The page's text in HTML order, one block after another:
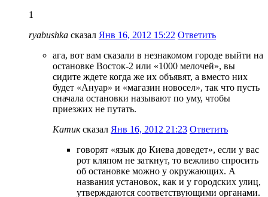
1
ryabushka сказал Янв 16, 2012 15:22 Ответить
ага, вот вам сказали в незнакомом городе выйти на
остановке Восток-2 или «1000 мелочей», вы
сидите ждете когда же их объявят, а вместо них
будет «Ануар» и «магазин новосел», так что пусть
сначала остановки называют по уму, чтобы
приезжих не путать.
Катиксказал Янв 16, 2012 21:23 Ответить
говорят «язык до Киева доведет», если у вас
рот кляпом не заткнут, то вежливо спросить
об остановке можно у окружающих. А
названия установок, как и у городских улиц,
утверждаются соответствующими органами.